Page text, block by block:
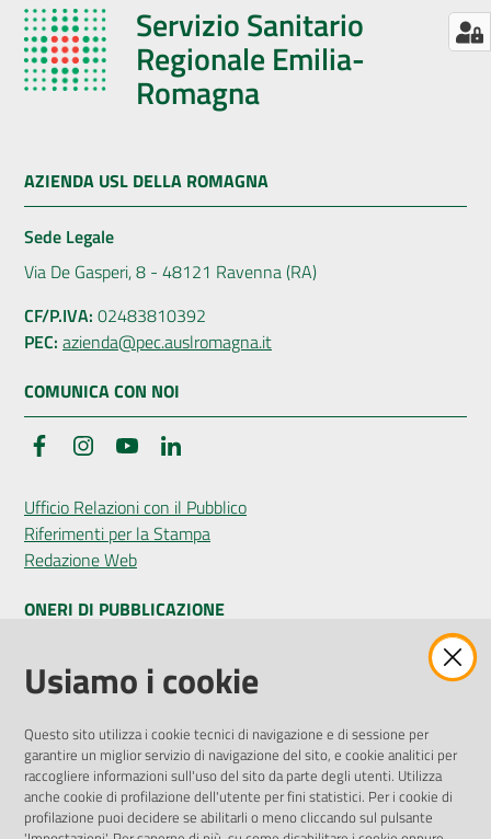
Servizio Sanitario
Regionale Emilia-
Romagna
AZIENDA USL DELLA ROMAGNA
Sede Legale
Via De Gasperi, 8 - 48121 Ravenna (RA)
CF/P.IVA: 02483810392
PEC: azienda@pec.auslromagna.it
COMUNICA CON NOI
FacebookInstagramYouTube
Ufficio Relazioni con il Pubblico
Riferimenti per la Stampa
Redazione Web
ONERI DI PUBBLICAZIONE
Amministrazione Trasparente
Pubblicità legale
Privacy Policy
Attuazione Misure PNRR
Liste di Attesa
Usiamo i cookie
Questo sito utilizza i cookie tecnici di navigazione e di sessione per
garantire un miglior servizio di navigazione del sito, e cookie analitici per
raccogliere informazioni sull'uso del sito da parte degli utenti. Utilizza
anche cookie di profilazione dell'utente per fini statistici. Per i cookie di
profilazione puoi decidere se abilitarli o meno cliccando sul pulsante